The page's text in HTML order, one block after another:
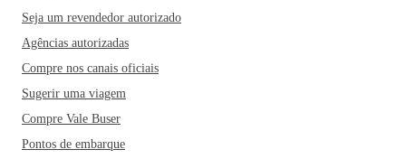
Seja um revendedor autorizado
Agências autorizadas
Compre nos canais oficiais
Sugerir uma viagem
Compre Vale Buser
Pontos de embarque